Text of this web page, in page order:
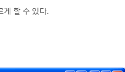
게 할 수 있다.